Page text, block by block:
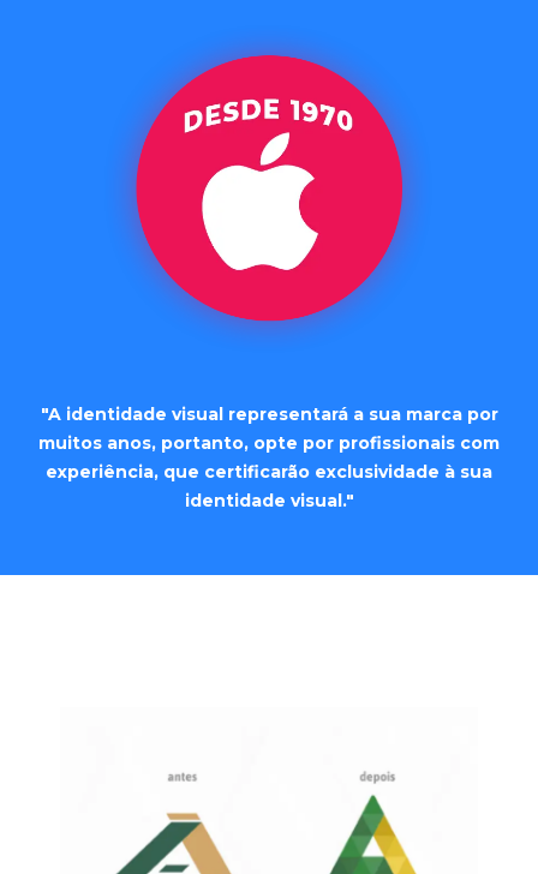
"A identidade visual representará a sua marca por
muitos anos, portanto, opte por profissionais com
experiência, que certificarão exclusividade à sua
identidade visual."